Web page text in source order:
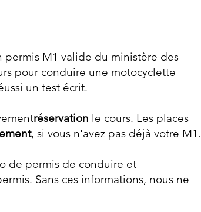
permis M1 valide du ministère des
pour conduire une motocyclette
un test écrit.
réservation le cours. Les places
, si vous n'avez pas déjà votre M1.
de permis de conduire et
Sans ces informations, nous ne